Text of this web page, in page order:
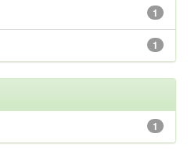
1
1
1